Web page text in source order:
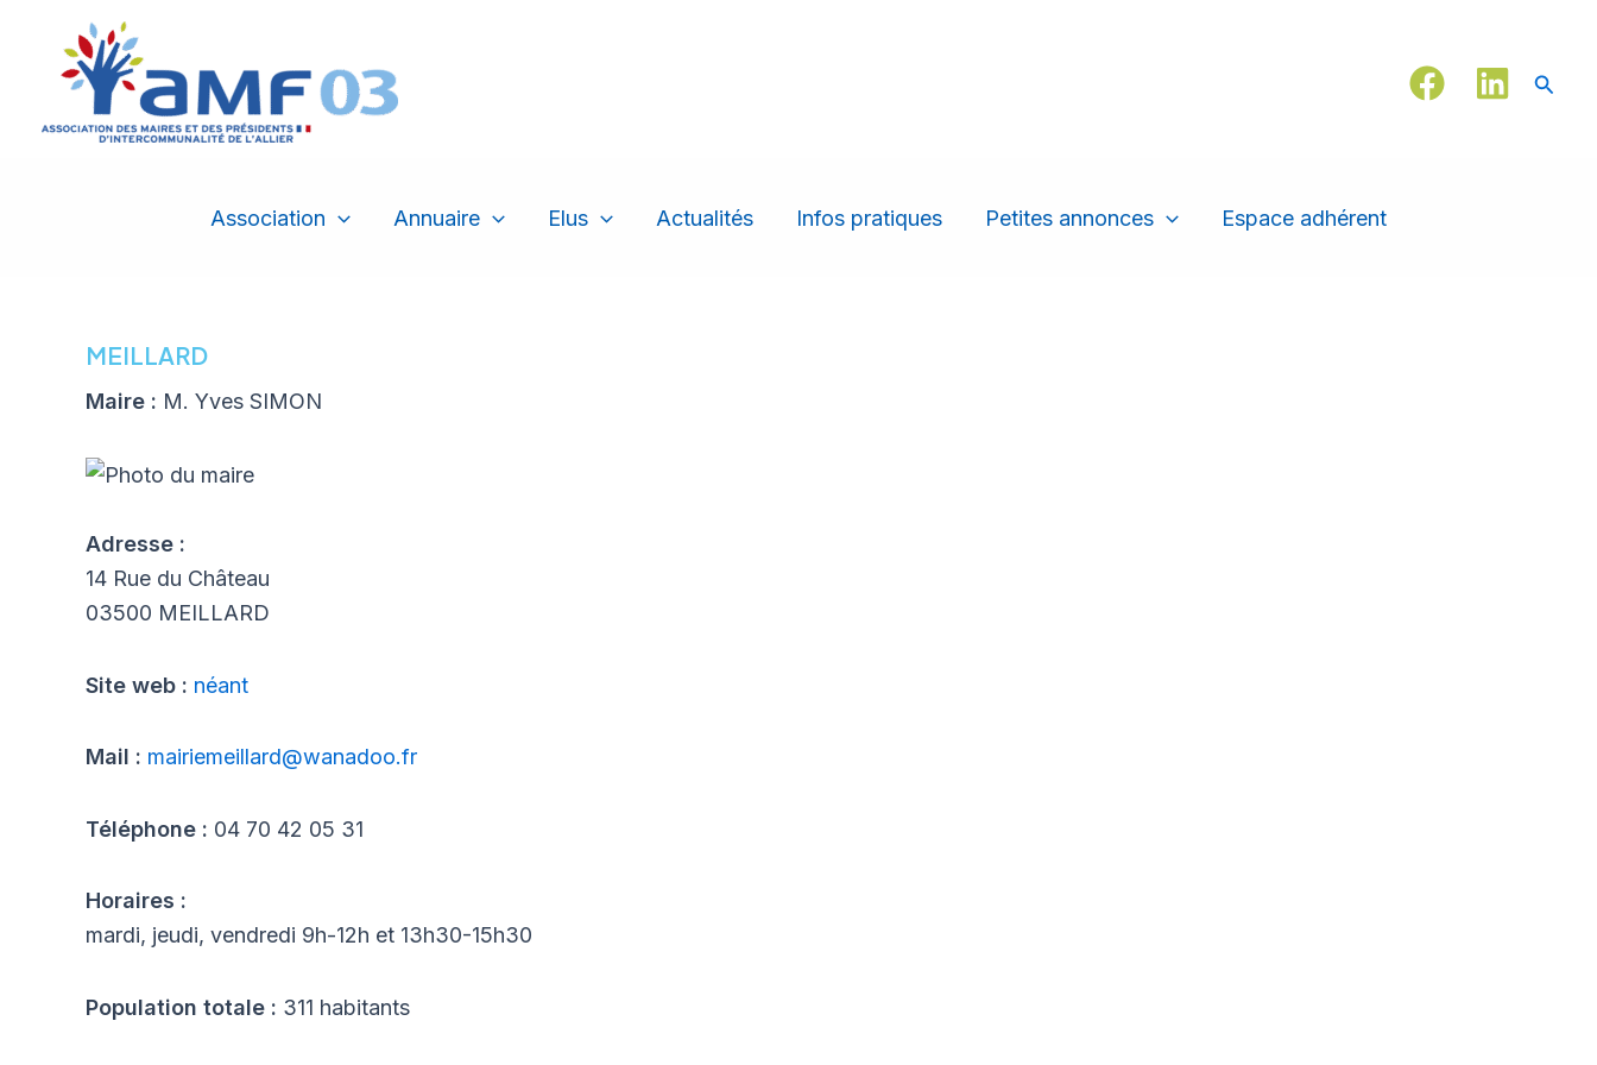
contenu
Association Annuaire Elus Actualités Infos pratiques Petites annonces Espace adhérent
MEILLARD
Maire : M. Yves SIMON
Adresse :
14 Rue du Château
03500 MEILLARD
Site web : néant
Mail : mairiemeillard@wanadoo.fr
Téléphone : 04 70 42 05 31
Horaires :
mardi, jeudi, vendredi 9h-12h et 13h30-15h30
Population totale : 311 habitants